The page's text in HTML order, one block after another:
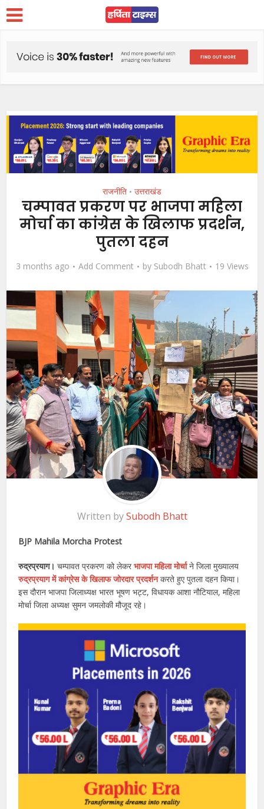
राजनीति • उत्तराखंड
चम्पावत प्रकरण पर भाजपा महिला
मोर्चा का कांग्रेस के खिलाफ प्रदर्शन,
पुतला दहन
3 months ago Add Comment by Subodh Bhatt 19 Views
Written bySubodh Bhatt
BJP Mahila Morcha Protest
रुद्रप्रयाग।चम्पावत प्रकरण को लेकरभाजपा महिला मोर्चाने जिला मुख्यालय
रुद्रप्रयाग में कांग्रेस के खिलाफ जोरदार प्रदर्शनकरते हुए पुतला दहन किया।
इस दौरान भाजपा जिलाध्यक्ष भारत भूषण भट्ट, विधायक आशा नौटियाल, महिला
मोर्चा जिला अध्यक्ष सुमन जमलोकी मौजूद रहे।